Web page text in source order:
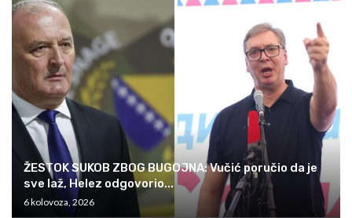
ŽESTOK SUKOB ZBOG BUGOJNA: Vučić poručio da je
sve laž, Helez odgovorio...
6 kolovoza, 2026